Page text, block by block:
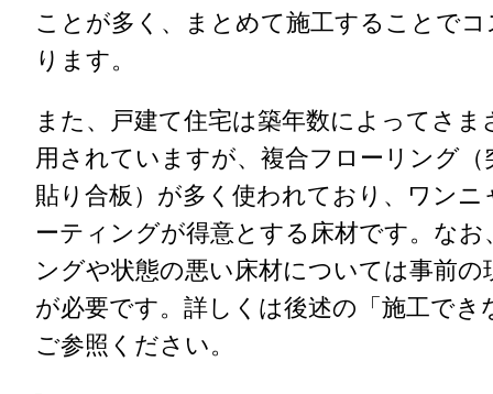
ことが多く、まとめて施工することで
ります。
また、戸建て住宅は築年数によってさま
用されていますが、複合フローリング（
貼り合板）が多く使われており、ワン
ーティングが得意とする床材です。なお
ングや状態の悪い床材については事前の
が必要です。詳しくは後述の「施工でき
ご参照ください。